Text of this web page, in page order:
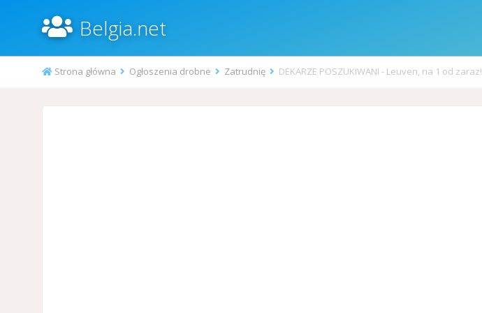
Belgia.net
Strona główna Ogłoszenia drobne Zatrudnię DEKARZE POSZUKIWANI - Leuven, na 1 od zaraz!